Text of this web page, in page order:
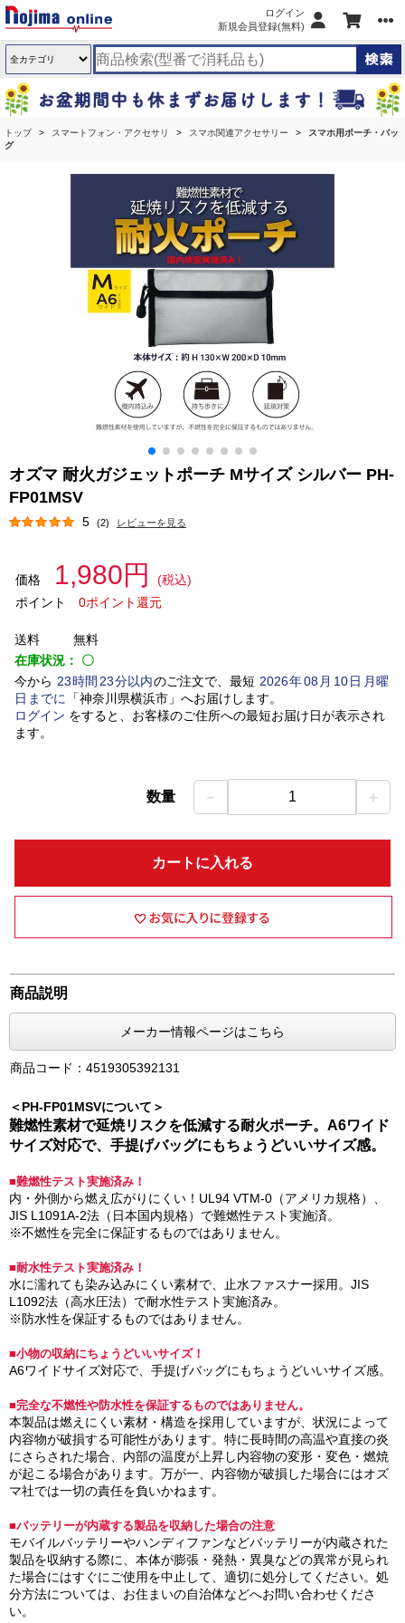
ログイン
新規会員登録(無料)
トップ スマートフォン・アクセサリ スマホ関連アクセサリー
スマホ用ポーチ・バッ
グ
オズマ 耐火ガジェットポーチ Mサイズ シルバー PH-
FP01MSV
5 (2) レビューを見る
価格 1,980円
(税込)
ポイント
0ポイント還元
送料
無料
在庫状況： 〇
今から 23時間 23分以内のご注文で、最短 2026年08 月 10日月曜
日 までに 「神奈川県横浜市」 へお届けします。
ログイン をすると、お客様のご住所への最短お届け日が表示され
ます。
数量 － 1 ＋
カートに入れる
商品説明
メーカー情報ページはこちら
商品コード：4519305392131
＜PH-FP01MSVについて＞
難燃性素材で延焼リスクを低減する耐火ポーチ。A6ワイド
サイズ対応で、手提げバッグにもちょうどいいサイズ感。
■難燃性テスト実施済み！
内・外側から燃え広がりにくい！UL94 VTM-0（アメリカ規格）、
JIS L1091A-2法（日本国内規格）で難燃性テスト実施済。
※不燃性を完全に保証するものではありません。
■耐水性テスト実施済み！
水に濡れても染み込みにくい素材で、止水ファスナー採用。JIS
L1092法（高水圧法）で耐水性テスト実施済み。
※防水性を保証するものではありません。
■小物の収納にちょうどいいサイズ！
A6ワイドサイズ対応で、手提げバッグにもちょうどいいサイズ感。
■完全な不燃性や防水性を保証するものではありません。
本製品は燃えにくい素材・構造を採用していますが、状況によって
内容物が破損する可能性があります。特に長時間の高温や直接の炎
にさらされた場合、内部の温度が上昇し内容物の変形・変色・燃焼
が起こる場合があります。万が一、内容物が破損した場合にはオズ
マ社では一切の責任を負いかねます。
■バッテリーが内蔵する製品を収納した場合の注意
モバイルバッテリーやハンディファンなどバッテリーが内蔵された
製品を収納する際に、本体が膨張・発熱・異臭などの異常が見られ
た場合にはすぐにご使用を中止して、適切に処分してください。処
分方法については、お住まいの自治体などへお問い合わせくださ
い。